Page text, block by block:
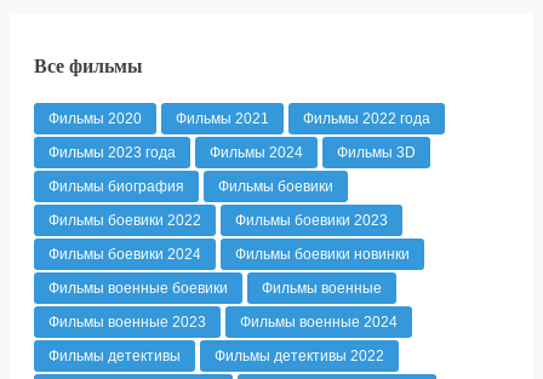
Все фильмы
Фильмы 2020 Фильмы 2021
Фильмы 2022 года
Фильмы 2023 года
Фильмы 2024
Фильмы 3D
Фильмы биография
Фильмы боевики
Фильмы боевики 2022
Фильмы боевики 2023
Фильмы боевики 2024
Фильмы боевики новинки
Фильмы военные боевики
Фильмы военные
Фильмы военные 2023
Фильмы военные 2024
Фильмы детективы
Фильмы детективы 2022